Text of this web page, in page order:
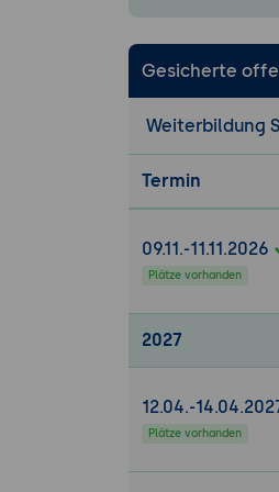
Gesicherte
Weiterbildung
Termin
09.11.-11.11.2026
Plätze vorhanden
2027
12.04.-
Plätze vorhanden